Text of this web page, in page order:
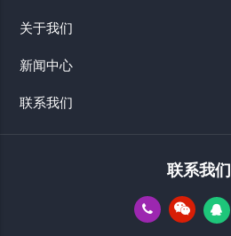
关于我们
新闻中心
联系我们
联系我们